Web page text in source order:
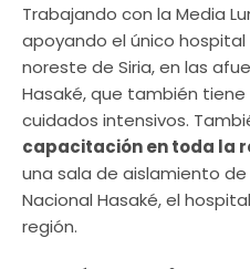
Trabajando con la Media
apoyando el único hospital
noreste de Siria, en las
Hasaké, que también
cuidados intensivos.
capacitación en toda la
una sala de aislamiento
Nacional Hasaké, el
región.